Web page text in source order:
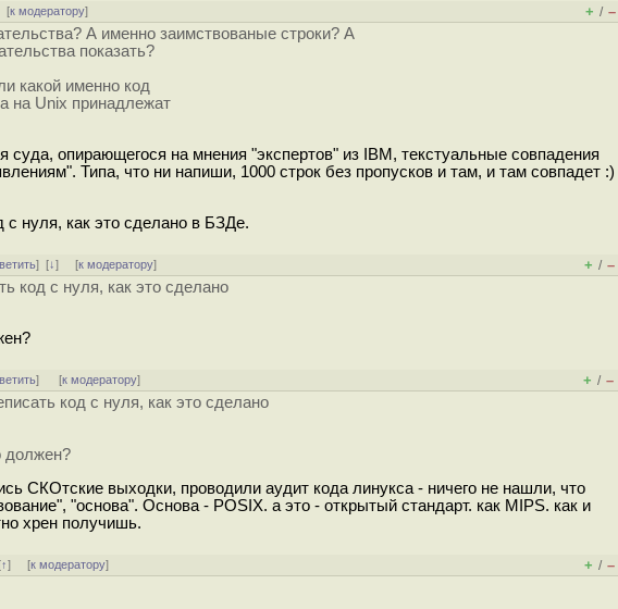
[к модератору] + / –
А именно заимствованые строки? А
показать?
какой именно код
на Unix принадлежат
суда, опирающегося на мнения "экспертов" из IBM, текстуальные совпадения
Типа, что ни напиши, 1000 строк без пропусков и там, и там совпадет :)
с нуля, как это сделано в БЗДе.
][↓] [к модератору] + / –
код с нуля, как это сделано
] [к модератору] + / –
код с нуля, как это сделано
должен?
СКОтские выходки, проводили аудит кода линукса - ничего не нашли, что
"основа". Основа - POSIX. а это - открытый стандарт. как MIPS. как и
хрен получишь.
↑] [к модератору] + / –